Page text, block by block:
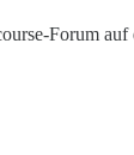
Forum